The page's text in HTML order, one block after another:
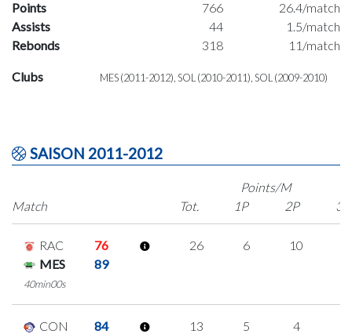
Points
766
26.4/match
Assists
44
1.5/match
Rebonds
318 11/match
Clubs MES (2011-2012), SOL (2010-2011), SOL (2009-2010)
SAISON 2011-2012
Match
Points/M
Tot.
1P 2P 3P
RAC
76
MES
89
40min00s
26 6 10
CON
84
13 5 4